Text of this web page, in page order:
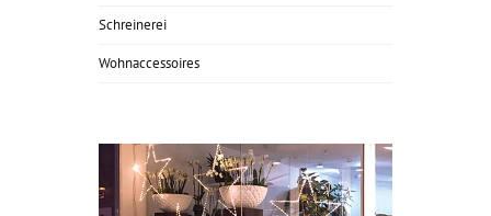
Schreinerei
Wohnaccessoires